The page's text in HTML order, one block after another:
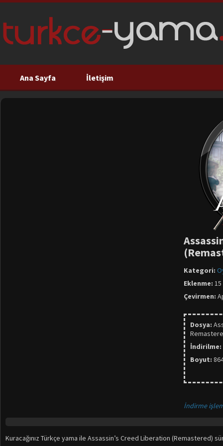
Ana Sayfa İletişim
Kategori:
Eklenme:
Çevirmen:
Dosya:
İndirilme:
Boyut:
İndirme
Kuracağınız Türkçe yama ile Assassin’s Creed Liberation (Remastered)